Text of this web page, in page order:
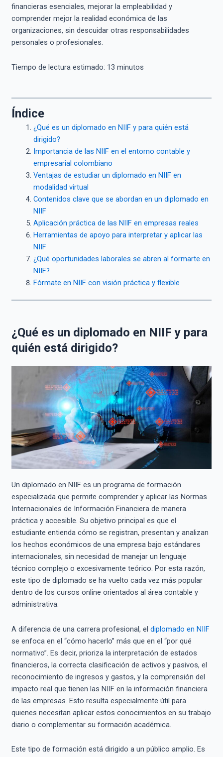
financieras esenciales, mejorar la empleabilidad y
comprender mejor la realidad económica de las
organizaciones, sin descuidar otras responsabilidades
personales o profesionales.
Tiempo de lectura estimado: 13 minutos
Índice
¿Qué es un diplomado en NIIF y para quién está
dirigido?
Importancia de las NIIF en el entorno contable y
empresarial colombiano
Ventajas de estudiar un diplomado en NIIF en
modalidad virtual
Contenidos clave que se abordan en un diplomado en
NIIF
Aplicación práctica de las NIIF en empresas reales
Herramientas de apoyo para interpretar y aplicar las
NIIF
¿Qué oportunidades laborales se abren al formarte en
NIIF?
Fórmate en NIIF con visión práctica y flexible
¿Qué es un diplomado en NIIF y para
quién está dirigido?
Un diplomado en NIIF es un programa de formación
especializada que permite comprender y aplicar las Normas
Internacionales de Información Financiera de manera
práctica y accesible. Su objetivo principal es que el
estudiante entienda cómo se registran, presentan y analizan
los hechos económicos de una empresa bajo estándares
internacionales, sin necesidad de manejar un lenguaje
técnico complejo o excesivamente teórico. Por esta razón,
este tipo de diplomado se ha vuelto cada vez más popular
dentro de los cursos online orientados al área contable y
administrativa.
A diferencia de una carrera profesional, el diplomado en NIIF
se enfoca en el “cómo hacerlo” más que en el “por qué
normativo”. Es decir, prioriza la interpretación de estados
financieros, la correcta clasificación de activos y pasivos, el
reconocimiento de ingresos y gastos, y la comprensión del
impacto real que tienen las NIIF en la información financiera
de las empresas. Esto resulta especialmente útil para
quienes necesitan aplicar estos conocimientos en su trabajo
diario o complementar su formación académica.
Este tipo de formación está dirigido a un público amplio. Es